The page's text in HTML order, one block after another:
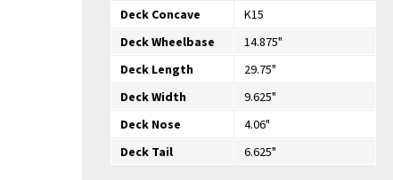
Deck Concave
K15
Deck Wheelbase
14.875"
Deck Length
29.75"
Deck Width
9.625"
Deck Nose
4.06"
Deck Tail
6.625"